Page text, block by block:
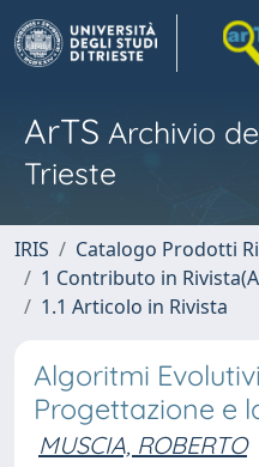
ArTS Archivio
Trieste
IRIS
Catalogo Prodotti
1 Contributo in
1.1 Articolo in Rivista
Algoritmi
Progettazione e
MUSCIA, ROBERTO